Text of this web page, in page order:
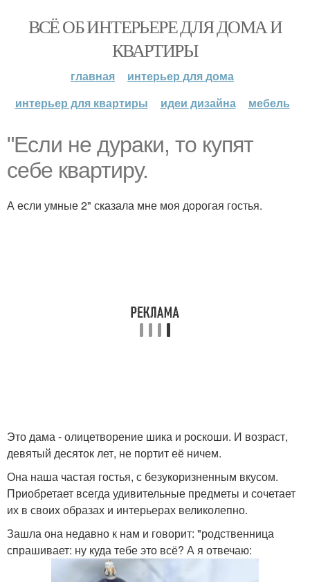
ВСЁ ОБ ИНТЕРЬЕРЕ ДЛЯ ДОМА И
КВАРТИРЫ
главная
интерьер для дома
интерьер для квартиры
идеи дизайна мебель
"Если не дураки, то купят
себе квартиру.
А если умные 2" сказала мне моя дорогая гостья.
Это дама - олицетворение шика и роскоши. И возраст,
девятый десяток лет, не портит её ничем.
Она наша частая гостья, с безукоризненным вкусом.
Приобретает всегда удивительные предметы и сочетает
их в своих образах и интерьерах великолепно.
Зашла она недавно к нам и говорит: "родственница
спрашивает: ну куда тебе это всё? А я отвечаю: